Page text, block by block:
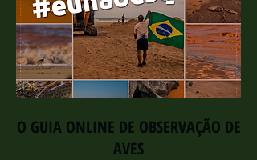
O GUIA ONLINE DE OBSERVAÇÃO DE
AVES